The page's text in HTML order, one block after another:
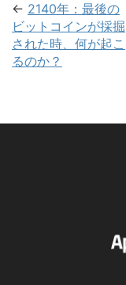
← 2140年：最後の
ビットコインが採掘
された時、何が起こ
るのか？